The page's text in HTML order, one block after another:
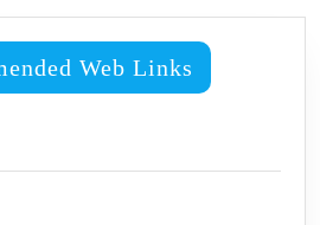
Web Links